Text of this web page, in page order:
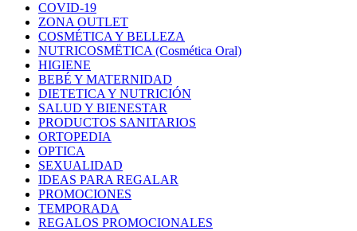
COVID-19
ZONA OUTLET
COSMÉTICA Y BELLEZA
NUTRICOSMËTICA (Cosmética Oral)
HIGIENE
BEBÉ Y MATERNIDAD
DIETETICA Y NUTRICIÓN
SALUD Y BIENESTAR
PRODUCTOS SANITARIOS
ORTOPEDIA
OPTICA
SEXUALIDAD
IDEAS PARA REGALAR
PROMOCIONES
TEMPORADA
REGALOS PROMOCIONALES